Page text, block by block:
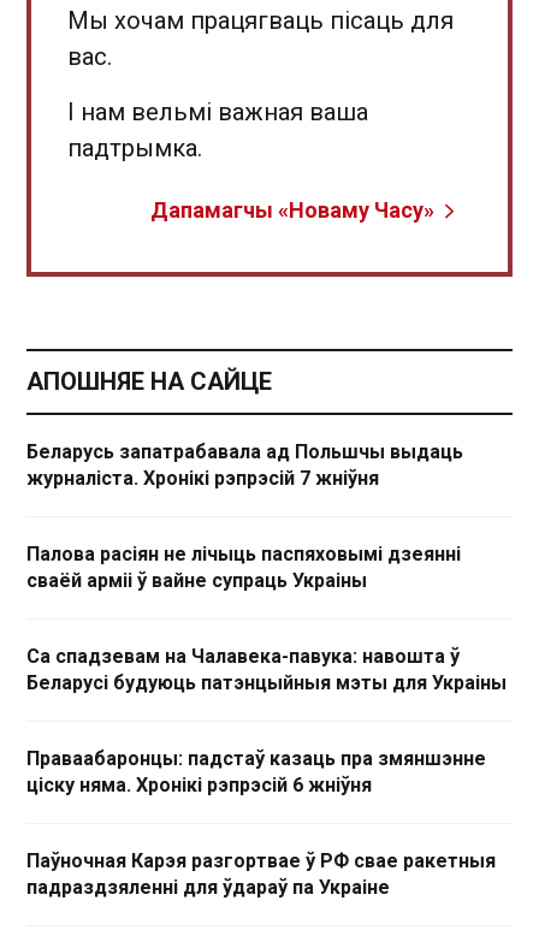
Мы хочам працягваць пісаць для
вас.
І нам вельмі важная ваша
падтрымка.
Дапамагчы «Новаму Часу»
АПОШНЯЕ НА САЙЦЕ
Беларусь запатрабавала ад Польшчы выдаць
журналіста. Хронікі рэпрэсій 7 жніўня
Палова расіян не лічыць паспяховымі дзеянні
сваёй арміі ў вайне супраць Украіны
Са спадзевам на Чалавека-павука: навошта ў
Беларусі будуюць патэнцыйныя мэты для Украіны
Праваабаронцы: падстаў казаць пра змяншэнне
ціску няма. Хронікі рэпрэсій 6 жніўня
Паўночная Карэя разгортвае ў РФ свае ракетныя
падраздзяленні для ўдараў па Украіне